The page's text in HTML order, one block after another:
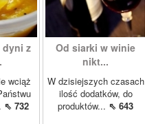
dyni z
wciąż
⇖ 732
Od siarki w winie
nikt...
W dzisiejszych czasach
ilość dodatków, do
produktów... ⇖ 643